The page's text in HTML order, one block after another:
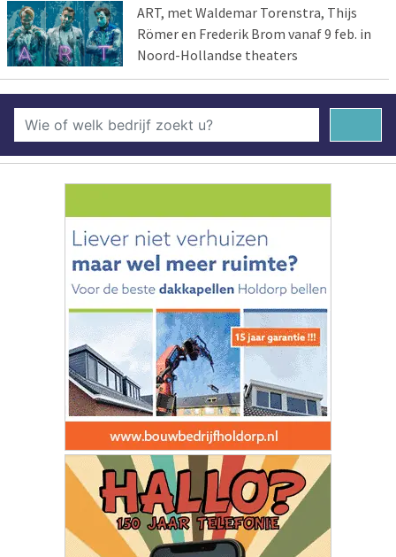
ART, met Waldemar Torenstra, Thijs
Römer en Frederik Brom vanaf 9 feb. in
Noord-Hollandse theaters